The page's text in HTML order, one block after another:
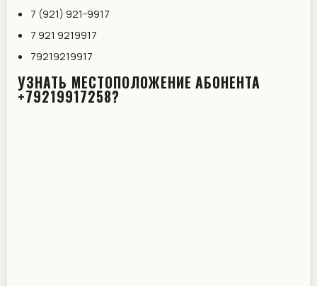
7 (921) 921-9917
7 921 9219917
79219219917
УЗНАТЬ МЕСТОПОЛОЖЕНИЕ АБОНЕНТА
+79219917258?